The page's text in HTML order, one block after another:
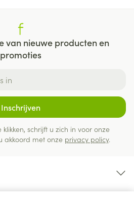
van nieuwe producten en
promoties
Inschrijven
schrijft u zich in voor onze
akkoord met onze privacy policy.